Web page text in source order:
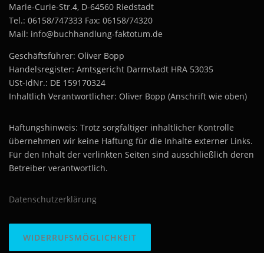
Marie-Curie-Str.4, D-64560 Riedstadt
Tel.: 06158/747333 Fax: 06158/74320
Mail: info@buchhandlung-faktotum.de
Geschäftsführer: Oliver Bopp
Handelsregister: Amtsgericht Darmstadt HRA 53035
USt-IdNr.: DE 159170324
Inhaltlich Verantwortlicher: Oliver Bopp (Anschrift wie oben)
Haftungshinweis: Trotz sorgfältiger inhaltlicher Kontrolle
übernehmen wir keine Haftung für die Inhalte externer Links.
Für den Inhalt der verlinkten Seiten sind ausschließlich deren
Betreiber verantwortlich.
Datenschutzerklärung
WIDERRUFSMÖGLICHKEIT